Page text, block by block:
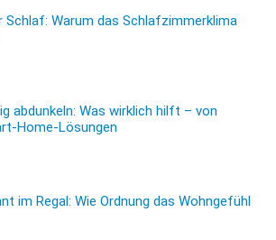
Warum das Schlafzimmerklima
abdunkeln: Was wirklich hilft – von
Home-Lösungen
im Regal: Wie Ordnung das Wohngefühl